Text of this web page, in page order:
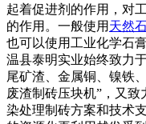
起着促进剂的作用，对
的作用。一般使用 天然
也可以使用工业化学石
温县泰明实业始终致力
尾矿渣、金属铜、镍铁
废渣制砖压块机”，又
染处理制砖方案和技术